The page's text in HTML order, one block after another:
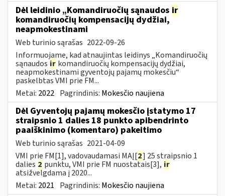
Dėl leidinio „Komandiruočių sąnaudos ir
komandiruočių kompensacijų dydžiai,
neapmokestinami
Web turinio sąrašas 2022-09-26
Informuojame, kad atnaujintas leidinys „Komandiruočių
sąnaudos ir komandiruočių kompensacijų dydžiai,
neapmokestinami gyventojų pajamų mokesčiu“
paskelbtas VMI prie FM...
Metai: 2022 Pagrindinis: Mokesčio naujiena
Dėl Gyventojų pajamų mokesčio įstatymo 17
straipsnio 1 dalies 18 punkto apibendrinto
paaiškinimo (komentaro) pakeitimo
Web turinio sąrašas 2021-04-09
VMI prie FM[1], vadovaudamasi MAĮ[2] 25 straipsnio 1
dalies 2 punktu, VMI prie FM nuostatais[3], ir
atsižvelgdama į 2020...
Metai: 2021 Pagrindinis: Mokesčio naujiena